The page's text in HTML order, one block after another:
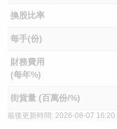
換股比率
每手(份)
財務費用
(每年%)
街貨量 (百萬份/%)
最後更新時間: 2026-08-07 16:20